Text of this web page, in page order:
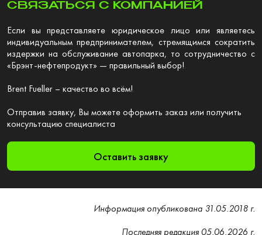
СВЯЗАТЬСЯ С КОМПАНИЕЙ
Если вы представляете юридическое лицо или являетесь
индивидуальным предпринимателем, стремящимся сократить
издержки на обслуживание автопарка, то сотрудничество с
«Брэнт-нефтепродукт» — правильный выбор!
Brent Fueller – качество во всём!
Отправив заявку, Вы можете оформить заказ или получить
консультацию специалиста
Оставить заявку
Информация опубликована 31.05.2018 г.
Последняя редакция 05.06.2026 г.